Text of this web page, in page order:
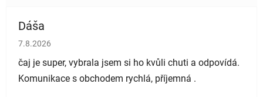
Dáša
Hodnocení obchodu je 5 z 5 hvězdiček.
7.8.2026
čaj je super, vybrala jsem si ho kvůli chuti a odpovídá.
Komunikace s obchodem rychlá, příjemná .